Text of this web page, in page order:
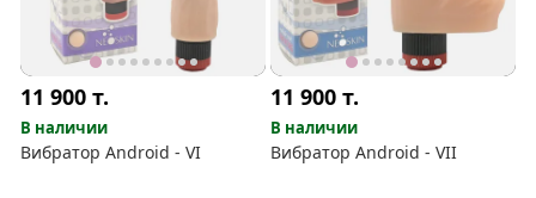
11 900т.
В наличии
Вибратор Android - VI
11 900т.
В наличии
Вибратор Android - VII